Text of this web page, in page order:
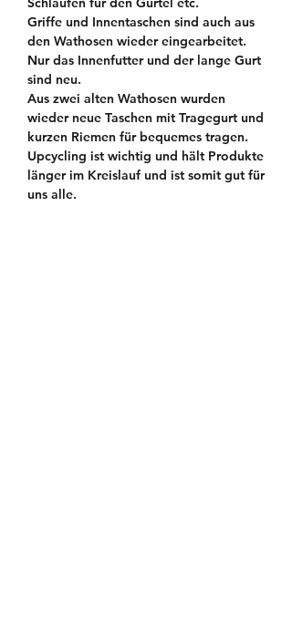
Griffe und Innentaschen sind auch aus
den Wathosen wieder eingearbeitet.
Nur das Innenfutter und der lange Gurt
sind neu.
Aus zwei alten Wathosen wurden
wieder neue Taschen mit Tragegurt und
kurzen Riemen für bequemes tragen.
Upcycling ist wichtig und hält Produkte
länger im Kreislauf und ist somit gut für
uns alle.